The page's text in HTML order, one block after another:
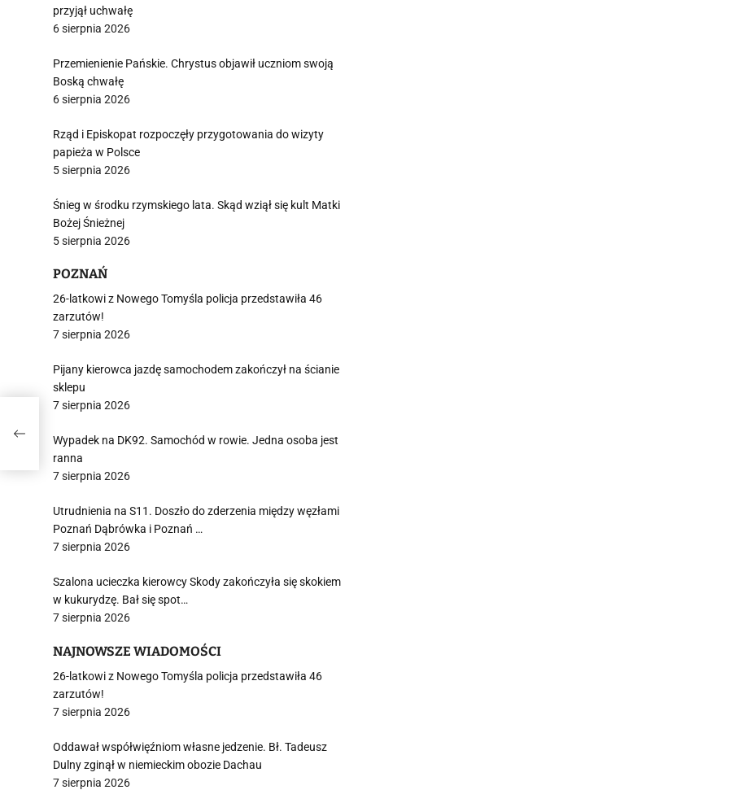
przyjął uchwałę
6 sierpnia 2026
Przemienienie Pańskie. Chrystus objawił uczniom swoją
Boską chwałę
6 sierpnia 2026
Rząd i Episkopat rozpoczęły przygotowania do wizyty
papieża w Polsce
5 sierpnia 2026
Śnieg w środku rzymskiego lata. Skąd wziął się kult Matki
Bożej Śnieżnej
5 sierpnia 2026
POZNAŃ
26-latkowi z Nowego Tomyśla policja przedstawiła 46
zarzutów!
7 sierpnia 2026
Pijany kierowca jazdę samochodem zakończył na ścianie
sklepu
7 sierpnia 2026
Wypadek na DK92. Samochód w rowie. Jedna osoba jest
ranna
7 sierpnia 2026
Utrudnienia na S11. Doszło do zderzenia między węzłami
Poznań Dąbrówka i Poznań …
7 sierpnia 2026
Szalona ucieczka kierowcy Skody zakończyła się skokiem
w kukurydzę. Bał się spot…
7 sierpnia 2026
NAJNOWSZE WIADOMOŚCI
26-latkowi z Nowego Tomyśla policja przedstawiła 46
zarzutów!
7 sierpnia 2026
Oddawał współwięźniom własne jedzenie. Bł. Tadeusz
Dulny zginął w niemieckim obozie Dachau
7 sierpnia 2026